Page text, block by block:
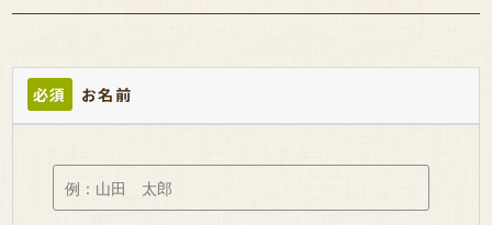
必須 お名前